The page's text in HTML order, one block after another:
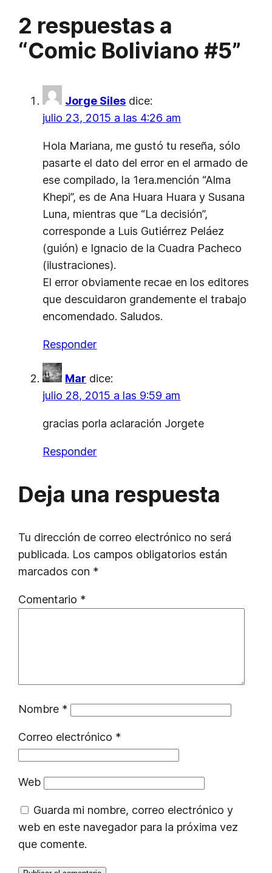
2 respuestas a
“Comic Boliviano #5”
Jorge Siles dice:
julio 23, 2015 a las 4:26 am
Hola Mariana, me gustó tu reseña, sólo
pasarte el dato del error en el armado de
ese compilado, la 1era.mención “Alma
Khepi”, es de Ana Huara Huara y Susana
Luna, mientras que “La decisión”,
corresponde a Luis Gutiérrez Peláez
(guión) e Ignacio de la Cuadra Pacheco
(ilustraciones).
El error obviamente recae en los editores
que descuidaron grandemente el trabajo
encomendado. Saludos.
Responder
Mar dice:
julio 28, 2015 a las 9:59 am
gracias porla aclaración Jorgete
Responder
Deja una respuesta
Tu dirección de correo electrónico no será
publicada. Los campos obligatorios están
marcados con *
Comentario *
Nombre *
Correo electrónico *
Web
Guarda mi nombre, correo electrónico y
web en este navegador para la próxima vez
que comente.